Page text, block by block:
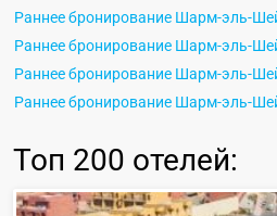
Раннее бронирование Шарм-эль-
Раннее бронирование Шарм-эль-
Раннее бронирование Шарм-эль-
Раннее бронирование Шарм-эль-
Топ 200 отелей: